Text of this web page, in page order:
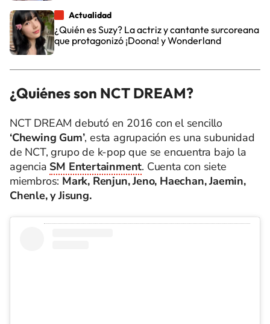
Actualidad
¿Quién es Suzy? La actriz y cantante surcoreana
que protagonizó ¡Doona! y Wonderland
¿Quiénes son NCT DREAM?
NCT DREAM debutó en 2016 con el sencillo
‘Chewing Gum’, esta agrupación es una subunidad
de NCT, grupo de k-pop que se encuentra bajo la
agencia SM Entertainment. Cuenta con siete
miembros: Mark, Renjun, Jeno, Haechan, Jaemin,
Chenle, y Jisung.